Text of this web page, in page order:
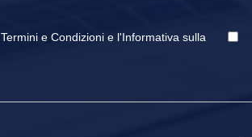
Termini e Condizioni e l'Informativa sulla